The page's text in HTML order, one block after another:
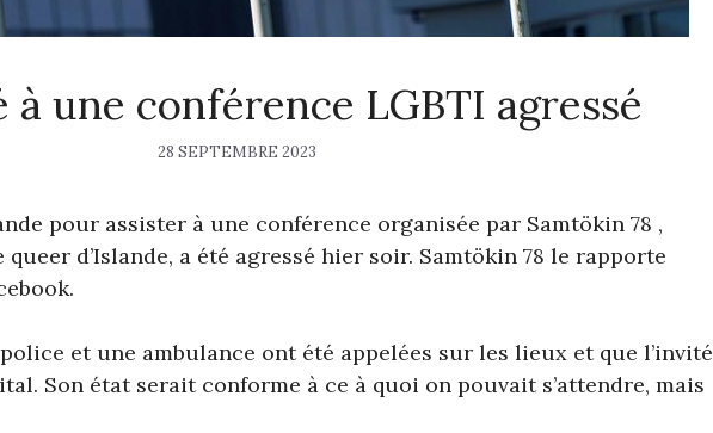
une conférence LGBTI agressé
28 SEPTEMBRE 2023
pour assister à une conférence organisée par Samtökin 78 ,
d’Islande, a été agressé hier soir. Samtökin 78 le rapporte
et une ambulance ont été appelées sur les lieux et que l’invité
Son état serait conforme à ce à quoi on pouvait s’attendre, mais